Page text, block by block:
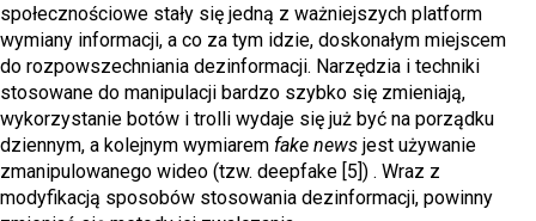
społecznościowe stały się jedną z ważniejszych platform
wymiany informacji, a co za tym idzie, doskonałym miejscem
do rozpowszechniania dezinformacji. Narzędzia i techniki
stosowane do manipulacji bardzo szybko się zmieniają,
wykorzystanie botów i trolli wydaje się już być na porządku
dziennym, a kolejnym wymiarem fake news jest używanie
zmanipulowanego wideo (tzw. deepfake [5]) . Wraz z
modyfikacją sposobów stosowania dezinformacji, powinny